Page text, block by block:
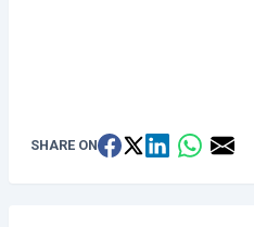
SHARE ON